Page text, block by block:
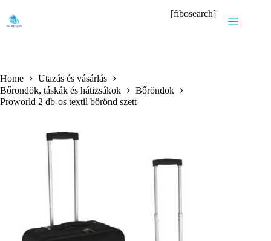
content
[fibosearch]
Home
Utazás és vásárlás
Bőröndök, táskák és hátizsákok
Bőröndök
Proworld 2 db-os textil bőrönd szett